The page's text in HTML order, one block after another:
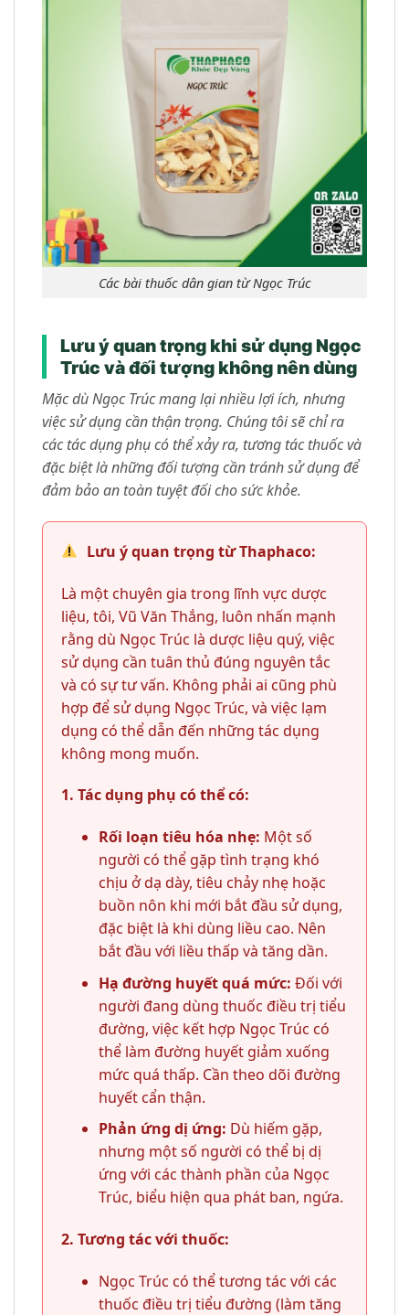
Các bài thuốc dân gian từ Ngọc Trúc
Lưu ý quan trọng khi sử dụng Ngọc
Trúc và đối tượng không nên dùng
Mặc dù Ngọc Trúc mang lại nhiều lợi ích, nhưng
việc sử dụng cần thận trọng. Chúng tôi sẽ chỉ ra
các tác dụng phụ có thể xảy ra, tương tác thuốc và
đặc biệt là những đối tượng cần tránh sử dụng để
đảm bảo an toàn tuyệt đối cho sức khỏe.
Lưu ý quan trọng từ Thaphaco:
Là một chuyên gia trong lĩnh vực dược
liệu, tôi, Vũ Văn Thắng, luôn nhấn mạnh
rằng dù Ngọc Trúc là dược liệu quý, việc
sử dụng cần tuân thủ đúng nguyên tắc
và có sự tư vấn. Không phải ai cũng phù
hợp để sử dụng Ngọc Trúc, và việc lạm
dụng có thể dẫn đến những tác dụng
không mong muốn.
1. Tác dụng phụ có thể có:
Rối loạn tiêu hóa nhẹ: Một số
người có thể gặp tình trạng khó
chịu ở dạ dày, tiêu chảy nhẹ hoặc
buồn nôn khi mới bắt đầu sử dụng,
đặc biệt là khi dùng liều cao. Nên
bắt đầu với liều thấp và tăng dần.
Hạ đường huyết quá mức: Đối với
người đang dùng thuốc điều trị tiểu
đường, việc kết hợp Ngọc Trúc có
thể làm đường huyết giảm xuống
mức quá thấp. Cần theo dõi đường
huyết cẩn thận.
Phản ứng dị ứng: Dù hiếm gặp,
nhưng một số người có thể bị dị
ứng với các thành phần của Ngọc
Trúc, biểu hiện qua phát ban, ngứa.
2. Tương tác với thuốc:
Ngọc Trúc có thể tương tác với các
thuốc điều trị tiểu đường (làm tăng